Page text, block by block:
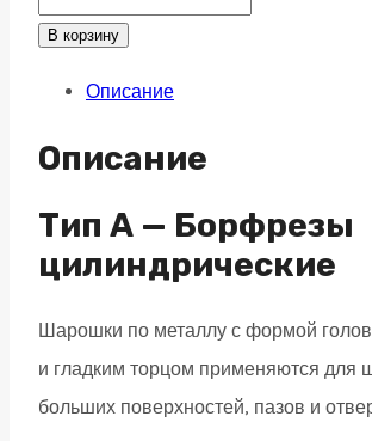
цилиндрическая
06х16
насечка
quantity
В корзину
Описание
Описание
Тип А — Борфрезы
цилиндрические
Шарошки по металлу с формой
и гладким торцом применяются для
больших поверхностей, пазов и